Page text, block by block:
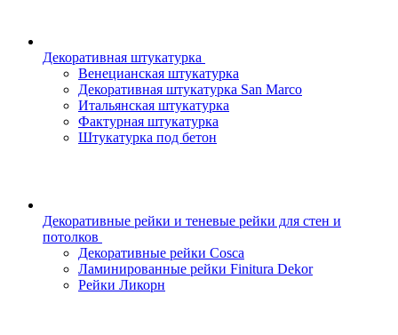
Декоративная штукатурка
Венецианская штукатурка
Декоративная штукатурка San Marco
Итальянская штукатурка
Фактурная штукатурка
Штукатурка под бетон
Декоративные рейки и теневые рейки для стен и
потолков
Декоративные рейки Cosca
Ламинированные рейки Finitura Dekor
Рейки Ликорн